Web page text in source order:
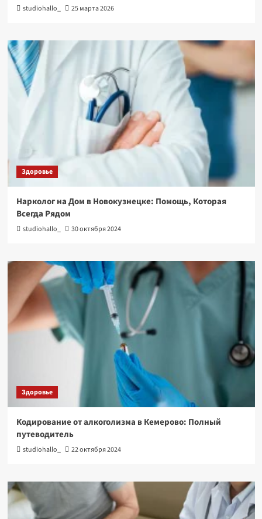
studiohallo_ 25 марта 2026
Здоровье
Нарколог на Дом в Новокузнецке: Помощь, Которая
Всегда Рядом
studiohallo_ 30 октября 2024
Здоровье
Кодирование от алкоголизма в Кемерово: Полный
путеводитель
studiohallo_ 22 октября 2024